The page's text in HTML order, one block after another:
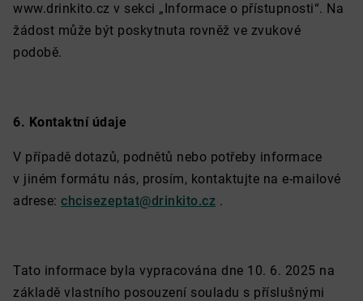
www.drinkito.cz v sekci „Informace o přístupnosti“. Na
žádost může být poskytnuta rovněž ve zvukové
podobě.
6. Kontaktní údaje
V případě dotazů, podnětů nebo potřeby informace
v jiném formátu nás, prosím, kontaktujte na e-mailové
adrese: chcisezeptat@drinkito.cz .
Tato informace byla vypracována dne 10. 6. 2025 na
základě vlastního posouzení souladu s příslušnými